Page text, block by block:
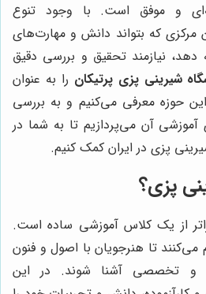
و موفق است. با وجود تنوع
مرکزی که بتواند دانش و مهارت‌های
دهد، نیازمند تحقیق و بررسی دقیق
شیرینی پزی پرتیکان را به عنوان
حوزه معرفی می‌کنیم و به بررسی
آموزشی آن می‌پردازیم تا به شما در
پزی در ایران کمک کنیم.
پزی؟
از یک کلاس آموزشی ساده است.
می‌کنند تا هنرجویان با اصول و فنون
و تخصصی آشنا شوند. در این